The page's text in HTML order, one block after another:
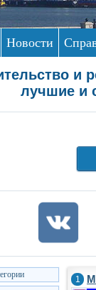
Новости
и
лучшие и
1